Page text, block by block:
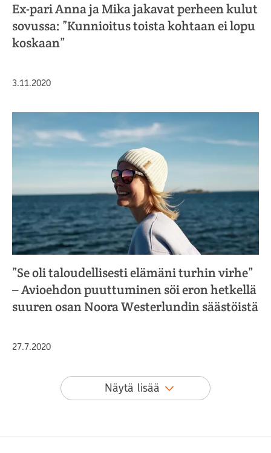
Ex-pari Anna ja Mika jakavat perheen kulut
sovussa: ”Kunnioitus toista kohtaan ei lopu
koskaan”
Julkaistu
3.11.2020
”Se oli taloudellisesti elämäni turhin virhe”
– Avioehdon puuttuminen söi eron hetkellä
suuren osan Noora Westerlundin säästöistä
Julkaistu
27.7.2020
Näytä lisää